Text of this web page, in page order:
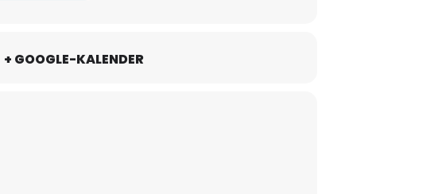
+ GOOGLE-KALENDER